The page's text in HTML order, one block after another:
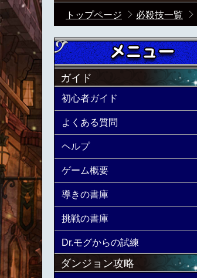
トップページ 必殺技一覧
ガイド
初心者ガイド
よくある質問
ヘルプ
ゲーム概要
導きの書庫
挑戦の書庫
Dr.モグからの試練
ダンジョン攻略